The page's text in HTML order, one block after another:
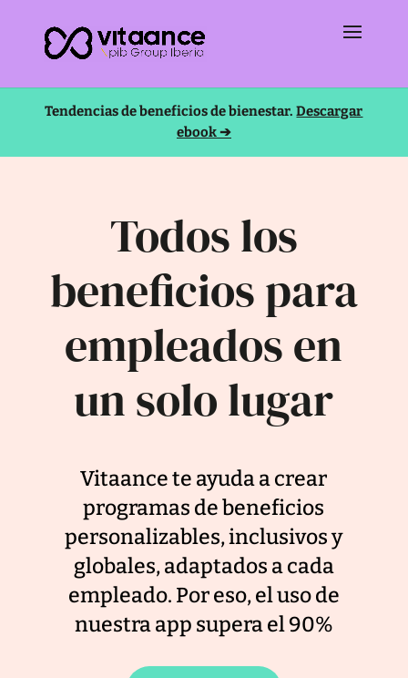
Tendencias de beneficios de bienestar.Descargar
ebook ➔
Todos los
beneficios para
empleados en
un solo lugar
Vitaance te ayuda a crear
programas de beneficios
personalizables, inclusivos y
globales, adaptados a cada
empleado. Por eso, el uso de
nuestra app supera el 90%